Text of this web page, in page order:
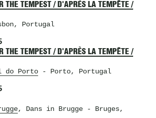
THE TEMPEST / D'APRÈS LA TEMPÊTE /
Portugal
THE TEMPEST / D'APRÈS LA TEMPÊTE /
do Porto- Porto, Portugal
, Dans in Brugge- Bruges,